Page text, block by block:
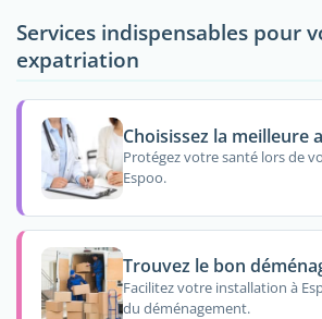
Services indispensables pour
expatriation
Choisissez la meilleure
Protégez votre santé lors de
Espoo.
Trouvez le bon
Facilitez votre installation à
du déménagement.